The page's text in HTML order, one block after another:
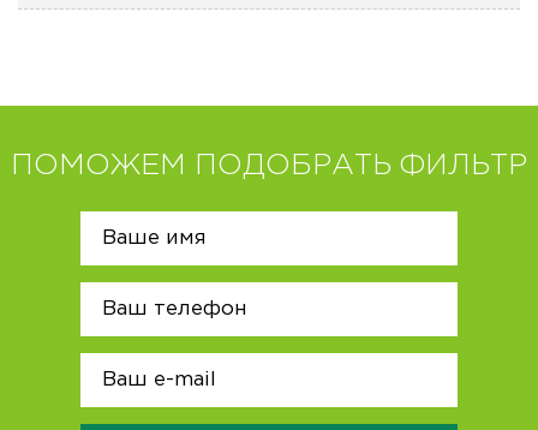
ПОМОЖЕМ ПОДОБРАТЬ ФИЛЬТР